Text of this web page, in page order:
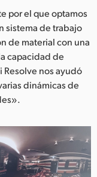
por el que optamos
sistema de trabajo
de material con una
capacidad de
nos ayudó
dinámicas de